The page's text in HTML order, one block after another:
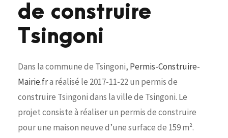
de construire
Tsingoni
Dans la commune de Tsingoni, Permis-Construire-
Mairie.fra réalisé le 2017-11-22 un permis de
construire Tsingoni dans la ville de Tsingoni. Le
projet consiste à réaliser un permis de construire
pour une maison neuve d’une surface de 159 m².